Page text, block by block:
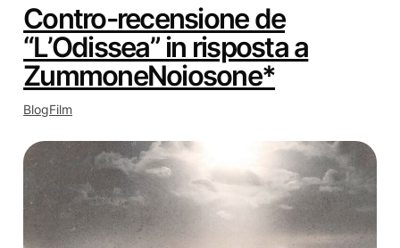
Contro-recensione de
“L’Odissea” in risposta a
ZummoneNoiosone*
BlogFilm